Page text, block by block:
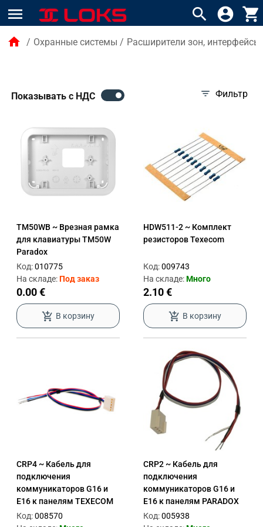
menu search account_circle shopping_cart
home / Охранные системы / Расширители зон,
filter_list Фильтр
Показывать с НДС
TM50WB ~ Врезная рамка
для клавиатуры TM50W
Paradox
Код:010775
На складе:Под заказ
0.00 €
add_shopping_cart В корзину
HDW511-2 ~ Комплект
резисторов Texecom
Код:009743
На складе:Много
2.10 €
add_shopping_cart В корзину
CRP4 ~ Кабель для
подключения
коммуникаторов G16 и
E16 к панелям TEXECOM
Код:008570
CRP2 ~ Кабель для
подключения
коммуникаторов G16 и
E16 к панелям PARADOX
Код:005938